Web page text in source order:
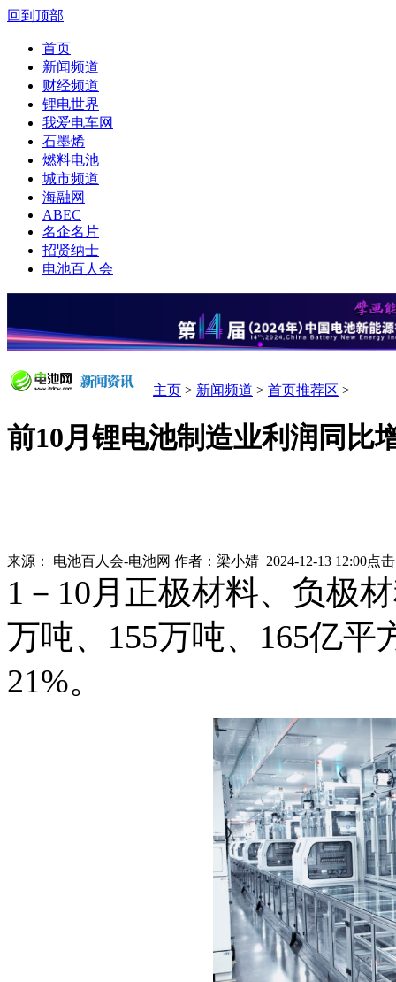
回到顶部
首页
新闻频道
财经频道
锂电世界
我爱电车网
石墨烯
燃料电池
城市频道
海融网
ABEC
名企名片
招贤纳士
电池百人会
主页 > 新闻频道 > 首页推荐区 >
前10月锂电池制造业利润同比
来源： 电池百人会-电池网 作者： 梁小婧 2024-12-13 12:00点
1－10月正极材料、负极
万吨、155万吨、165亿
21%。